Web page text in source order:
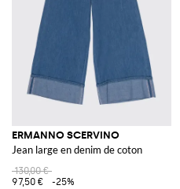
ERMANNO SCERVINO
Jean large en denim de coton
130,00 €
97,50 €
-25%